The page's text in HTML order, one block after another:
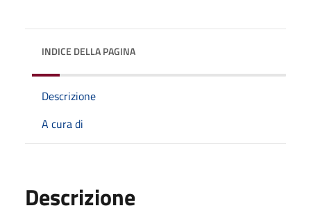
INDICE DELLA PAGINA
Descrizione
A cura di
Descrizione